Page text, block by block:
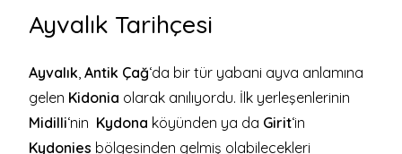
Ayvalık Tarihçesi
Ayvalık ,Antik Çağ‘da bir tür yabani ayva anlamına
gelen Kidonia olarak anılıyordu. İlk yerleşenlerinin
Midilli‘nin Kydona köyünden ya da Girit‘in
Kydonies bölgesinden gelmiş olabilecekleri